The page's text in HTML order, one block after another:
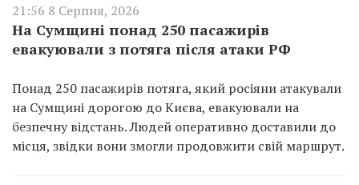
21:56 8 Серпня, 2026
На Сумщині понад 250 пасажирів
евакуювали з потяга після атаки РФ
Понад 250 пасажирів потяга, який росіяни атакували
на Сумщині дорогою до Києва, евакуювали на
безпечну відстань. Людей оперативно доставили до
місця, звідки вони змогли продовжити свій маршрут.